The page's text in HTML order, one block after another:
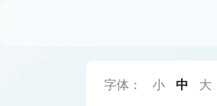
字体： 小 中 大